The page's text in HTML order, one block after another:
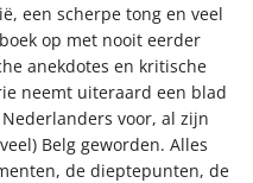
een scherpe tong en veel
op met nooit eerder
anekdotes en kritische
neemt uiteraard een blad
voor, al zijn
Belg geworden. Alles
de dieptepunten, de